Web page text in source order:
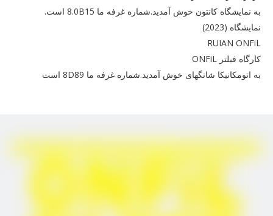
برای گربه 360-8960 استفاده کنید
به نمایشگاه کانتون خوش آمدید.شماره غرفه ما 8.0B15 است.
نمایشگاه (2023)
RUIAN ONFiL
کارگاه فیلتر ONFiL
به اتومکانیکا شانگهای خوش آمدید.شماره غرفه ما 8D89 است